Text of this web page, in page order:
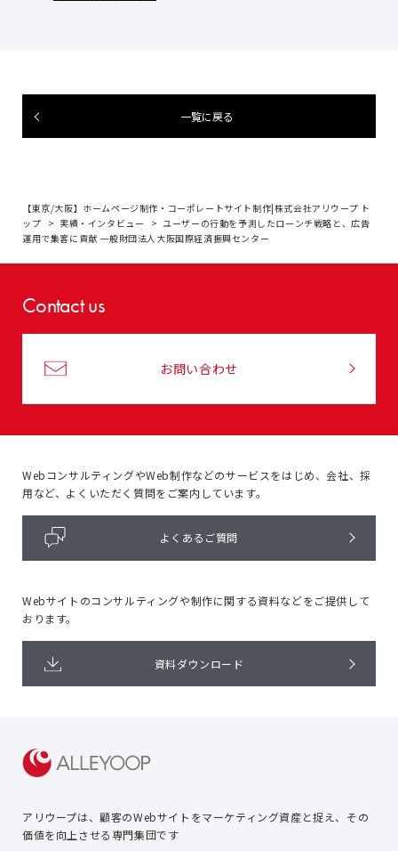
一覧に戻る
【東京/大阪】ホームページ制作・コーポレートサイト制作|株式会社アリウープ ト
ップ
実績・インタビュー
ユーザーの行動を予測したローンチ戦略と、広告
運用で集客に貢献 一般財団法人大阪国際経済振興センター
Contact us
お問い合わせ
WebコンサルティングやWeb制作などのサービスをはじめ、会社、採
用など、よくいただく質問をご案内しています。
よくあるご質問
Webサイトのコンサルティングや制作に関する資料などをご提供して
おります。
資料ダウンロード
アリウープは、顧客のWebサイトをマーケティング資産と捉え、 その
価値を向上させる専門集団です